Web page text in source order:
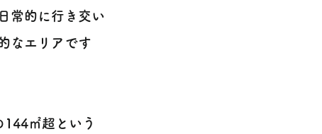
常的に行き交い
なエリアです
㎡超という